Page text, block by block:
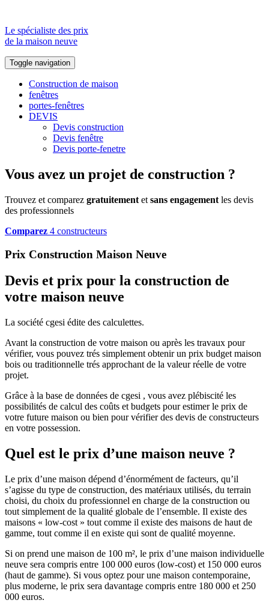
Le spécialiste des prix
de la maison neuve
Toggle navigation
Construction de maison
fenêtres
portes-fenêtres
DEVIS
Devis construction
Devis fenêtre
Devis porte-fenetre
Vous avez un projet de construction ?
Trouvez et comparez gratuitement et sans engagement les devis
des professionnels
Comparez 4 constructeurs
Prix Construction Maison Neuve
Devis et prix pour la construction de
votre maison neuve
La société cgesi édite des calculettes.
Avant la construction de votre maison ou après les travaux pour
vérifier, vous pouvez trés simplement obtenir un prix budget maison
bois ou traditionnelle trés approchant de la valeur réelle de votre
projet.
Grâce à la base de données de cgesi , vous avez plébiscité les
possibilités de calcul des coûts et budgets pour estimer le prix de
votre future maison ou bien pour vérifier des devis de constructeurs
en votre possession.
Quel est le prix d’une maison neuve ?
Le prix d’une maison dépend d’énormément de facteurs, qu’il
s’agisse du type de construction, des matériaux utilisés, du terrain
choisi, du choix du professionnel en charge de la construction ou
tout simplement de la qualité globale de l’ensemble. Il existe des
maisons « low-cost » tout comme il existe des maisons de haut de
gamme, tout comme il en existe qui sont de qualité moyenne.
Si on prend une maison de 100 m², le prix d’une maison individuelle
neuve sera compris entre 100 000 euros (low-cost) et 150 000 euros
(haut de gamme). Si vous optez pour une maison contemporaine,
plus moderne, le prix sera davantage compris entre 180 000 et 250
000 euros.